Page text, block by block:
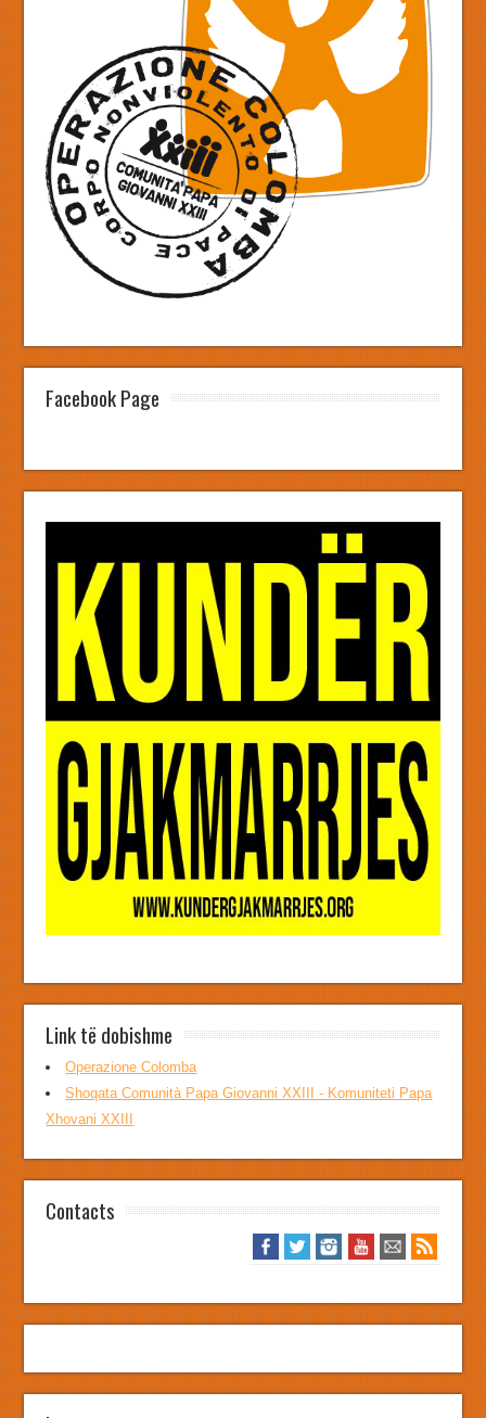
Facebook Page
Link të dobishme
Operazione Colomba
Shoqata Comunità Papa Giovanni XXIII - Komuniteti Papa
Xhovani XXIII
Contacts